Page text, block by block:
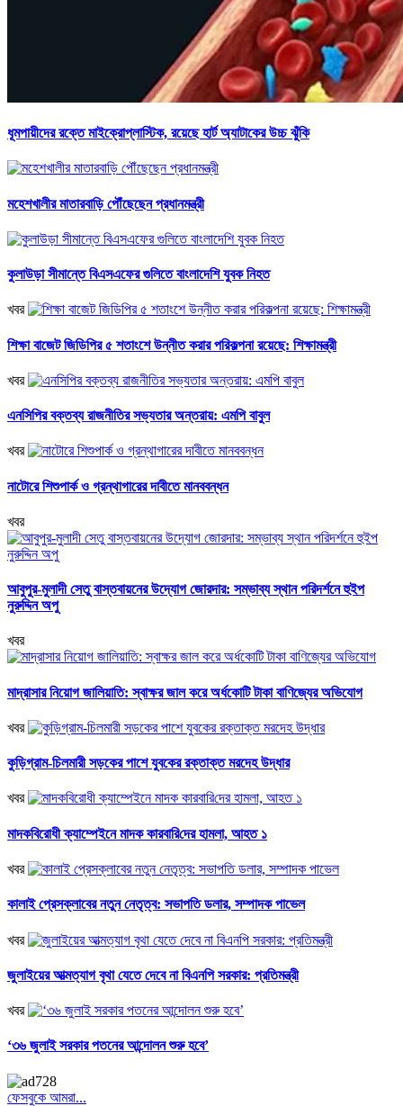
ধূমপায়ীদের রক্তে মাইক্রোপ্লাস্টিক, রয়েছে হার্ট অ্যাটাকের উচ্চ ঝুঁকি
মহেশখালীর মাতারবাড়ি পৌঁছেছেন প্রধানমন্ত্রী
কুলাউড়া সীমান্তে বিএসএফের গুলিতে বাংলাদেশি যুবক নিহত
খবর
শিক্ষা বাজেট জিডিপির ৫ শতাংশে উন্নীত করার পরিকল্পনা রয়েছে: শিক্ষামন্ত্রী
খবর
এনসিপির বক্তব্য রাজনীতির সভ্যতার অন্তরায়: এমপি বাবুল
খবর
নাটোরে শিশুপার্ক ও গ্রন্থাগারের দাবীতে মানববন্ধন
খবর
আবুপুর-মুলাদী সেতু বাস্তবায়নের উদ্যোগ জোরদার: সম্ভাব্য স্থান পরিদর্শনে হুইপ
নুরুদ্দিন অপু
খবর
মাদ্রাসার নিয়োগ জালিয়াতি: স্বাক্ষর জাল করে অর্ধকোটি টাকা বাণিজ্যের অভিযোগ
খবর
কুড়িগ্রাম-চিলমারী সড়কের পাশে যুবকের রক্তাক্ত মরদেহ উদ্ধার
খবর
মাদকবিরোধী ক্যাম্পেইনে মাদক কারবা‌রি‌দের হামলা, আহত ১
খবর
কালাই প্রেসক্লাবের নতুন নেতৃত্ব: সভাপতি ডলার, সম্পাদক পাভেল
খবর
জুলাইয়ের আত্মত্যাগ বৃথা যেতে দেবে না বিএনপি সরকার: প্রতিমন্ত্রী
খবর
‘৩৬ জুলাই সরকার পতনের আন্দোলন শুরু হবে’
ফেসবুকে আমরা...